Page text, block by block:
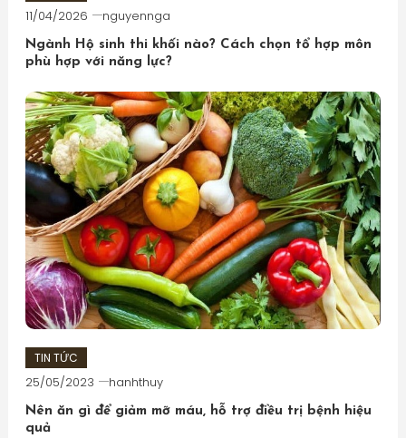
11/04/2026 nguyennga
Ngành Hộ sinh thi khối nào? Cách chọn tổ hợp môn
phù hợp với năng lực?
TIN TỨC
25/05/2023 hanhthuy
Nên ăn gì để giảm mỡ máu, hỗ trợ điều trị bệnh hiệu
quả